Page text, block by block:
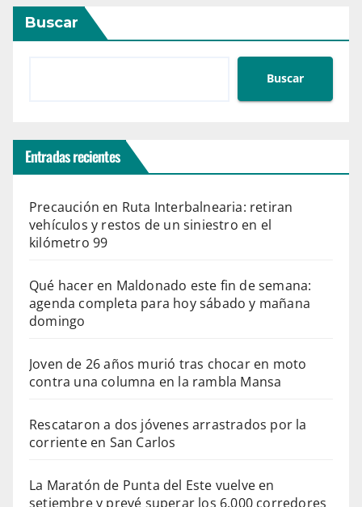
Buscar
Buscar
Entradas recientes
Precaución en Ruta Interbalnearia: retiran
vehículos y restos de un siniestro en el
kilómetro 99
Qué hacer en Maldonado este fin de semana:
agenda completa para hoy sábado y mañana
domingo
Joven de 26 años murió tras chocar en moto
contra una columna en la rambla Mansa
Rescataron a dos jóvenes arrastrados por la
corriente en San Carlos
La Maratón de Punta del Este vuelve en
setiembre y prevé superar los 6.000 corredores